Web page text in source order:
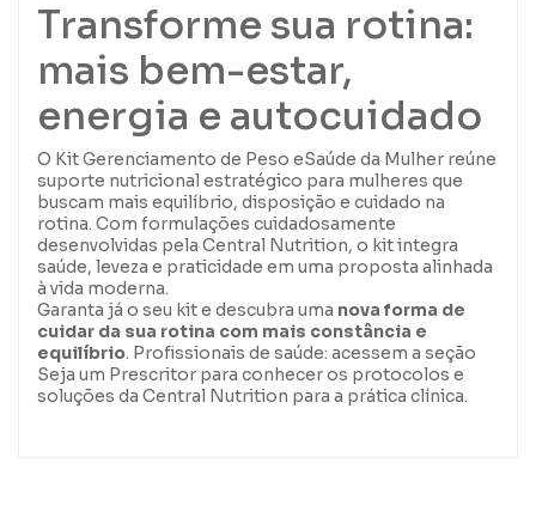
Transforme sua rotina:
mais bem-estar,
energia e autocuidado
O Kit Gerenciamento de Peso eSaúde da Mulher reúne
suporte nutricional estratégico para mulheres que
buscam mais equilíbrio, disposição e cuidado na
rotina. Com formulações cuidadosamente
desenvolvidas pela Central Nutrition, o kit integra
saúde, leveza e praticidade em uma proposta alinhada
à vida moderna.
Garanta já o seu kit e descubra uma nova forma de
cuidar da sua rotina com mais constância e
equilíbrio. Profissionais de saúde: acessem a seção
Seja um Prescritor para conhecer os protocolos e
soluções da Central Nutrition para a prática clínica.